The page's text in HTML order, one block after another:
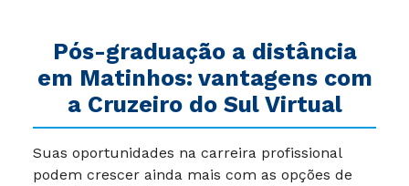
Pós-graduação a distância
em Matinhos: vantagens com
a Cruzeiro do Sul Virtual
Suas oportunidades na carreira profissional
podem crescer ainda mais com as opções de